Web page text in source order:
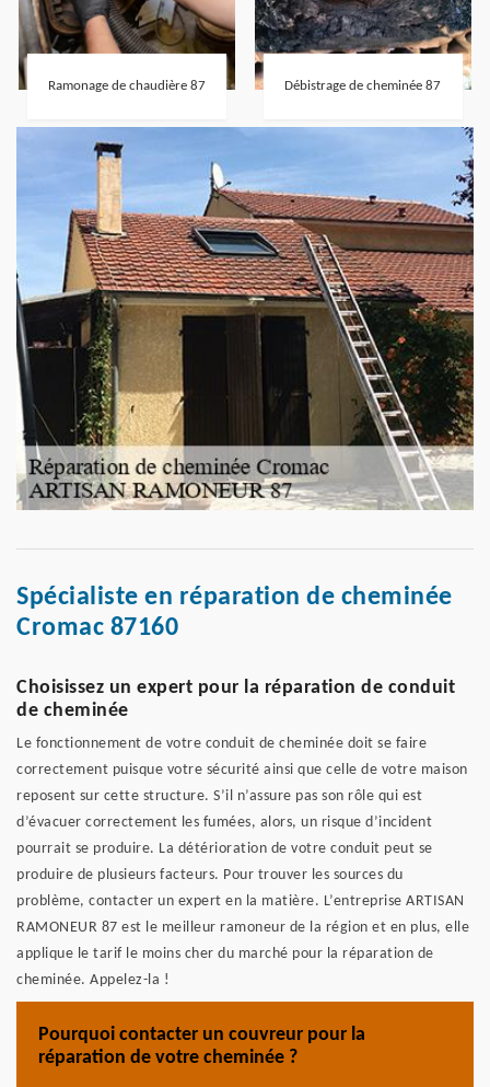
Ramonage de chaudière 87 Débistrage de cheminée 87
Spécialiste en réparation de cheminée
Cromac 87160
Choisissez un expert pour la réparation de conduit
de cheminée
Le fonctionnement de votre conduit de cheminée doit se faire
correctement puisque votre sécurité ainsi que celle de votre maison
reposent sur cette structure. S’il n’assure pas son rôle qui est
d’évacuer correctement les fumées, alors, un risque d’incident
pourrait se produire. La détérioration de votre conduit peut se
produire de plusieurs facteurs. Pour trouver les sources du
problème, contacter un expert en la matière. L’entreprise ARTISAN
RAMONEUR 87 est le meilleur ramoneur de la région et en plus, elle
applique le tarif le moins cher du marché pour la réparation de
cheminée. Appelez-la !
Pourquoi contacter un couvreur pour la
réparation de votre cheminée ?